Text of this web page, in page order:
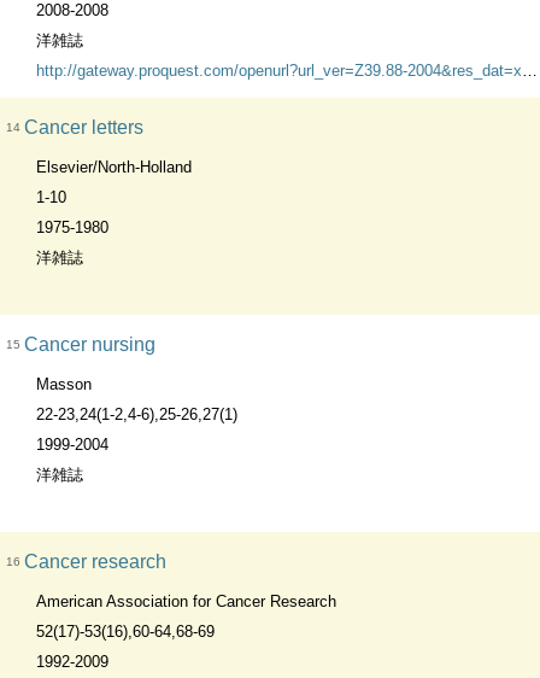
2008-2008
洋雑誌
http://gateway.proquest.com/openurl?url_ver=Z39.88-2004&res_dat=xri:pqm&rft_val_fmt=info:ofi/fmt:kev:mtx:journal&genre=journal&req_dat=xri:pqil:pq_clntid=45634&svc_dat=xri:pqil:context=title&rft_dat=xri:pqd:PMID=26189
14 Cancer letters
Elsevier/North-Holland
1-10
1975-1980
洋雑誌
15 Cancer nursing
Masson
22-23,24(1-2,4-6),25-26,27(1)
1999-2004
洋雑誌
16 Cancer research
American Association for Cancer Research
52(17)-53(16),60-64,68-69
1992-2009